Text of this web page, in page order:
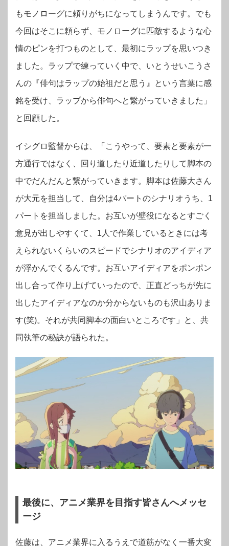
もモノローグに頼りがちになってしまうんです。でも
今回はそこに頼らず、モノローグに匹敵するような心
情のピンを打つものとして、最初にラップを思いつき
ました。ラップで練っていく中で、いとうせいこうさ
んの『俳句はラップの始祖だと思う』という言葉に感
銘を受け、ラップから俳句へと繋がっていきました」
と回顧した。
イシグロ監督からは、「こうやって、要素と要素が一
方通行ではなく、回り道したり近道したりして脚本の
中でだんだんと繋がっていきます。脚本は佐藤大さん
が大元を担当して、自分は4パートのシナリオうち、1
パートを担当しました。お互いが壁役になるとすごく
意見が出しやすくて、1人で作業しているときには考
えられないくらいのスピードでシナリオのアイディア
が浮かんでくるんです。お互いアイディアをポンポン
出し合って作り上げていったので、正直どっちが先に
出したアイディアなのか分からないものも沢山ありま
す(笑)。それが共同脚本の面白いところです」と、共
同執筆の秘訣が語られた。
最後に、アニメ業界を目指す皆さんへメッセ
ージ
佐藤は、アニメ業界に入るうえで道筋がなく一番大変